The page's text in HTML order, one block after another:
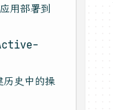
部署到
历史中的操